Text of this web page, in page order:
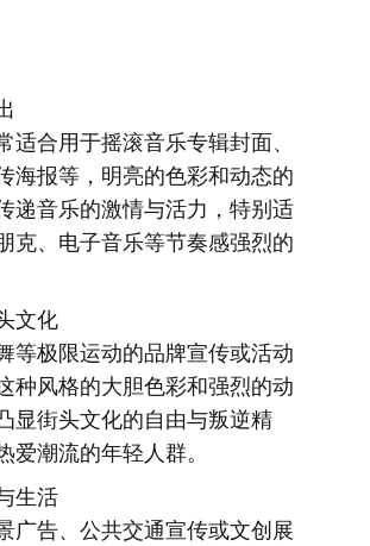
适合用于摇滚音乐专辑封面、
海报等，明亮的色彩和动态的
递音乐的激情与活力，特别适
克、电子音乐等节奏感强烈的
文化
等极限运动的品牌宣传或活动
种风格的大胆色彩和强烈的动
显街头文化的自由与叛逆精
爱潮流的年轻人群。
生活
广告、公共交通宣传或文创展